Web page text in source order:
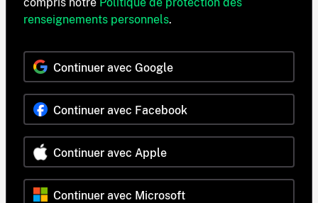
renseignements personnels.
Continuer avec Google
Continuer avec Facebook
Continuer avec Apple
Continuer avec Microsoft